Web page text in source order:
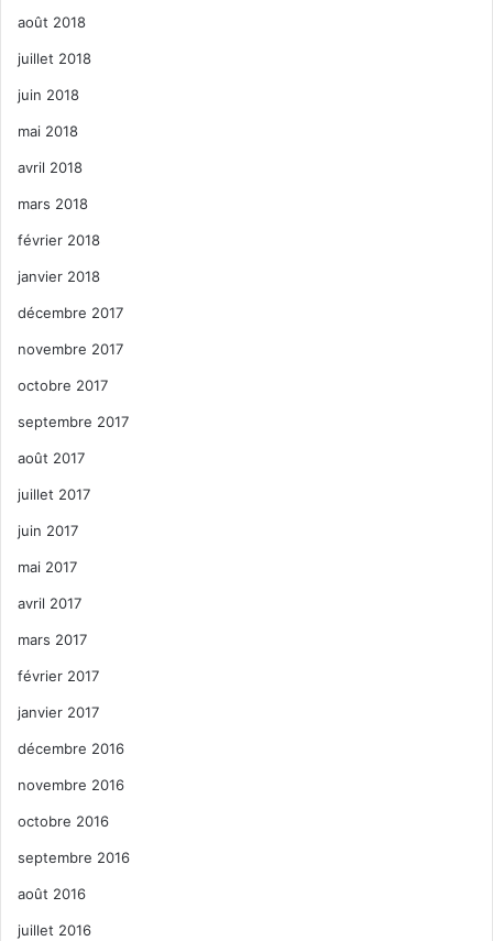
août 2018
juillet 2018
juin 2018
mai 2018
avril 2018
mars 2018
février 2018
janvier 2018
décembre 2017
novembre 2017
octobre 2017
septembre 2017
août 2017
juillet 2017
juin 2017
mai 2017
avril 2017
mars 2017
février 2017
janvier 2017
décembre 2016
novembre 2016
octobre 2016
septembre 2016
août 2016
juillet 2016